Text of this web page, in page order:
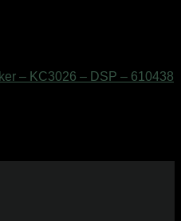
– KC3026 – DSP – 610438